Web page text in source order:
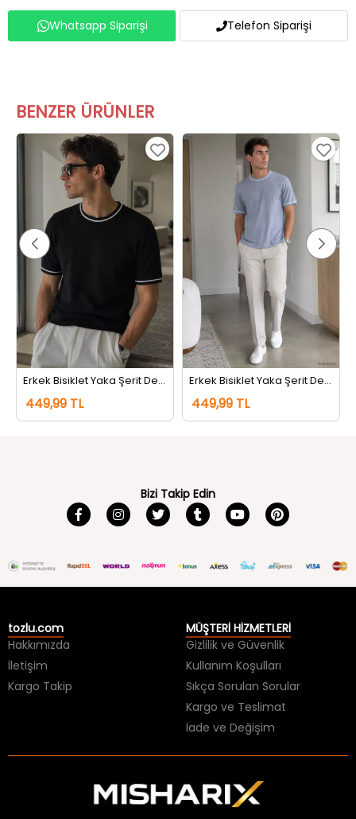
Whatsapp Siparişi Telefon Siparişi
BENZER ÜRÜNLER
Erkek Bisiklet Yaka Şerit Detaylı Tişört Siyah
449,99 TL
Erkek Bisiklet Yaka Şerit Detaylı Tişört Koyugri
449,99 TL
Bizi Takip Edin
tozlu.com
Hakkımızda
İletişim
Kargo Takip
MÜŞTERİ HİZMETLERİ
Gizlilik ve Güvenlik
Kullanım Koşulları
Sıkça Sorulan Sorular
Kargo ve Teslimat
İade ve Değişim